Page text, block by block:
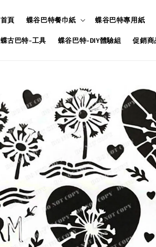
首頁 蝶谷巴特餐巾紙 蝶谷巴特專用紙
蝶古巴特-工具
蝶谷巴特-DIY體驗組 促銷